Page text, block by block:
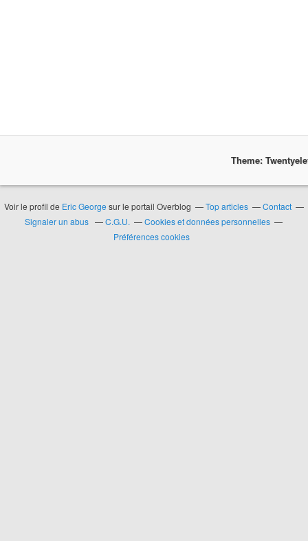
Theme:
Voir le profil de Eric George sur le portail Overblog Top articles
Contact
Signaler un abus
C.G.U.
Cookies et données personnelles
Préférences cookies